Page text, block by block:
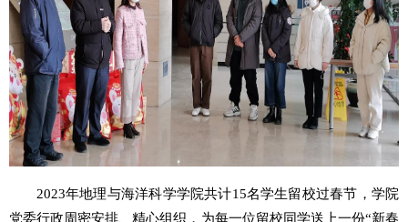
2023年地理与海洋科学学院共计15名学生留校过春节，学院
党委行政周密安排、精心组织，为每一位留校同学送上一份“新春